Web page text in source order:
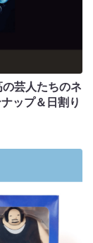
芸人たちのネ
ップ＆日割り